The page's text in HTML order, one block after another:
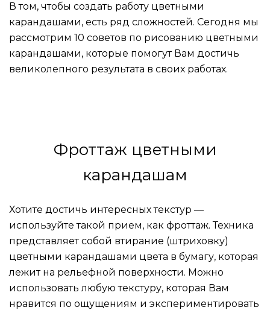
В том, чтобы создать работу цветными
карандашами, есть ряд сложностей. Сегодня мы
рассмотрим 10 советов по рисованию цветными
карандашами, которые помогут Вам достичь
великолепного результата в своих работах.
Фроттаж цветными
карандашам
Хотите достичь интересных текстур —
используйте такой прием, как фроттаж. Техника
представляет собой втирание (штриховку)
цветными карандашами цвета в бумагу, которая
лежит на рельефной поверхности. Можно
использовать любую текстуру, которая Вам
нравится по ощущениям и экспериментировать